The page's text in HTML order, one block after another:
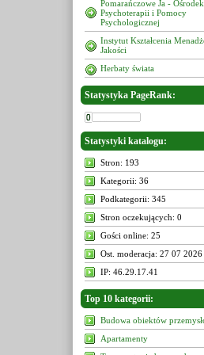
Pomarańczowe Ja - Ośrodek
Psychoterapii i Pomocy
Psychologicznej
Instytut Kształcenia
Jakości
Herbaty świata
Statystyka PageRank:
Statystyki katalogu:
Stron: 193
Kategorii: 36
Podkategorii: 345
Stron oczekujących: 0
Gości online: 25
Ost. moderacja: 27 07 2026
IP: 46.29.17.41
Top 10 kategorii:
Budowa obiektów
Apartamenty